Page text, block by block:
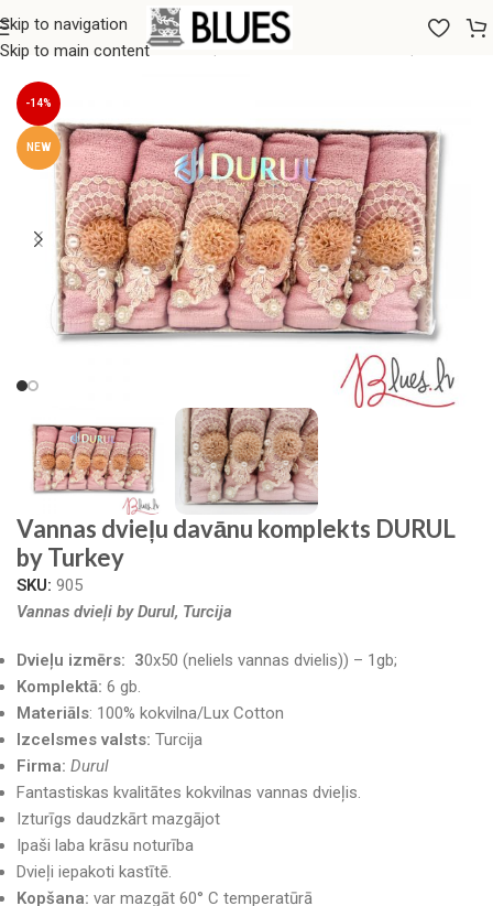
Skip to navigation
Skip to main content
Sākums/Dvieļi/Vannas dvieļi/Maza izmēra vannas dvieļi
-14%
NEW
Vannas dvieļu davānu komplekts DURUL
by Turkey
SKU: 905
Vannas dvieļi by Durul, Turcija
Dvieļu izmērs: 30x50 (neliels vannas dvielis)) – 1gb;
Komplektā: 6 gb.
Materiāls: 100% kokvilna/Lux Cotton
Izcelsmes valsts: Turcija
Firma: Durul
Fantastiskas kvalitātes kokvilnas vannas dvieļis.
Izturīgs daudzkārt mazgājot
Ipaši laba krāsu noturība
Dvieļi iepakoti kastītē.
Kopšana: var mazgāt 60° C temperatūrā